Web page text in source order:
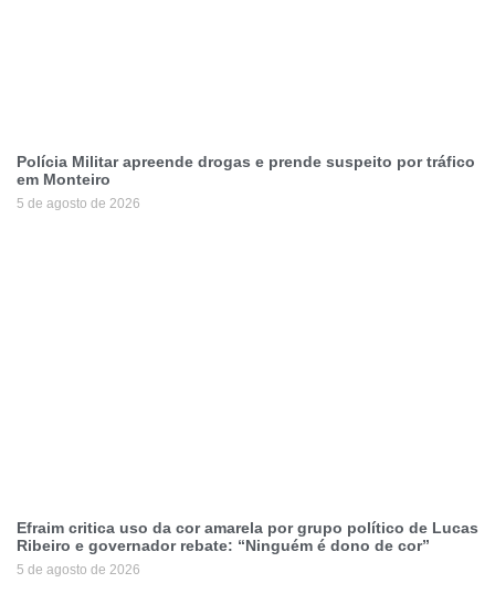
Polícia Militar apreende drogas e prende suspeito por tráfico
em Monteiro
5 de agosto de 2026
Efraim critica uso da cor amarela por grupo político de Lucas
Ribeiro e governador rebate: “Ninguém é dono de cor”
5 de agosto de 2026